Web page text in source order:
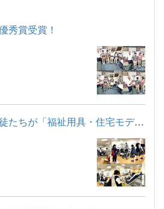
賞受賞！
園芸福祉コースの生徒たちが「福祉用具・住宅モデルルーム見学」...